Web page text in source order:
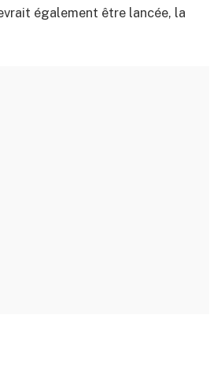
également être lancée, la